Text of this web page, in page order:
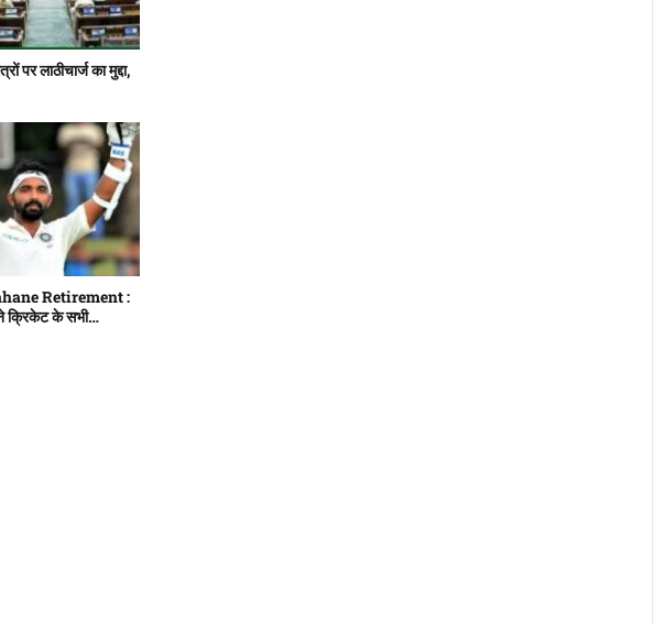
पर लाठीचार्ज का मुद्दा,
Retirement :
क्रिकेट के सभी…